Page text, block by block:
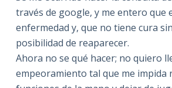
través de google, y me entero que
enfermedad y, que no tiene cura
posibilidad de reaparecer.
Ahora no se qué hacer; no quiero
empeoramiento tal que me impida